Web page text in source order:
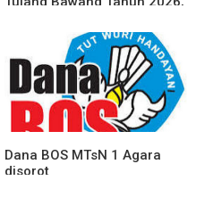
Forkopimda untuk Menjaga
Stabilitas Daerah
Dana BOS MTsN 1 Agara
disorot